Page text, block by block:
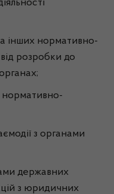
інших нормативно-
від розробки до
нормативно-
з органами
державних
з юридичних